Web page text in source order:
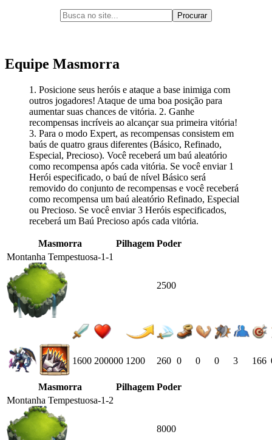
Equipe Masmorra
1. Posicione seus heróis e ataque a base inimiga com
outros jogadores! Ataque de uma boa posição para
aumentar suas chances de vitória. 2. Ganhe
recompensas incríveis ao alcançar sua primeira vitória!
3. Para o modo Expert, as recompensas consistem em
baús de quatro graus diferentes (Básico, Refinado,
Especial, Precioso). Você receberá um baú aleatório
como recompensa após cada vitória. Se você enviar 1
Herói especificado, o baú de nível Básico será
removido do conjunto de recompensas e você receberá
como recompensa um baú aleatório Refinado, Especial
ou Precioso. Se você enviar 3 Heróis especificados,
receberá um Baú Precioso após cada vitória.
Masmorra Pilhagem Poder
Montanha Tempestuosa-1-1
2500
1600 200000 1200 260 0 0 0 3 166
Masmorra Pilhagem Poder
Montanha Tempestuosa-1-2
8000